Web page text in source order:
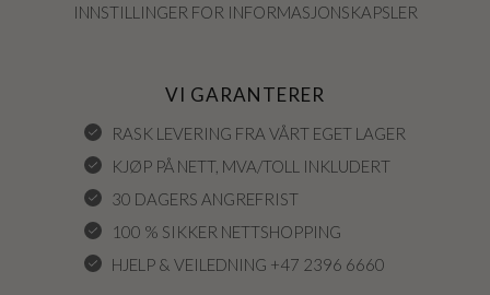
INNSTILLINGER FOR INFORMASJONSKAPSLER
VI GARANTERER
RASK LEVERING FRA VÅRT EGET LAGER
KJØP PÅ NETT, MVA/TOLL INKLUDERT
30 DAGERS ANGREFRIST
100 % SIKKER NETTSHOPPING
HJELP & VEILEDNING +47 2396 6660